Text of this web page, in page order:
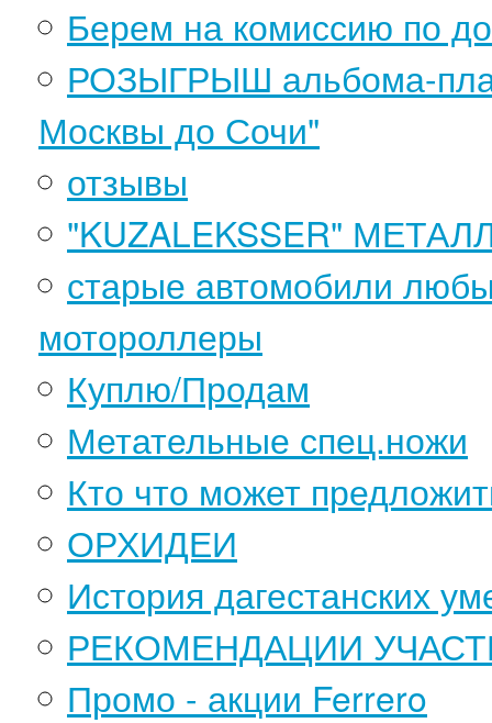
Берем на комиссию по
РОЗЫГРЫШ альбома-
Москвы до Сочи"
отзывы
"KUZALEKSSER"
старые автомобили
мотороллеры
Куплю/Продам
Метательные спец.ножи
Кто что может
ОРХИДЕИ
История дагестанских
РЕКОМЕНДАЦИИ
Промо - акции Ferrero